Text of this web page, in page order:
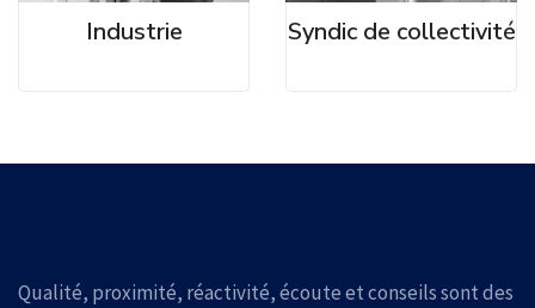
Industrie Syndic de collectivité
Qualité, proximité, réactivité, écoute et conseils sont des